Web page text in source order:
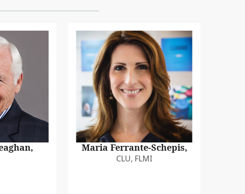
Maria Ferrante-Schepis,
CLU, FLMI